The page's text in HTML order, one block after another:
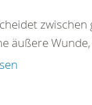
äußere